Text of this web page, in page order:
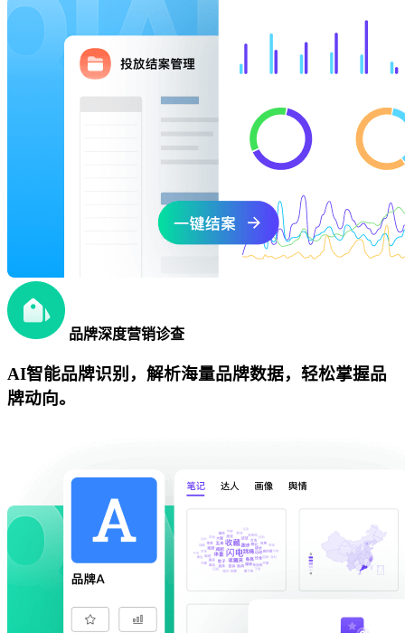
品牌深度营销诊查
AI智能品牌识别，解析海量品牌数据，轻松掌握品
牌动向。